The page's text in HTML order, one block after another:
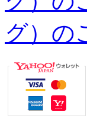
グ）の